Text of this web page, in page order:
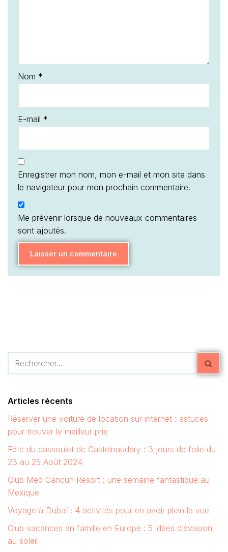
Nom *
E-mail *
Enregistrer mon nom, mon e-mail et mon site dans
le navigateur pour mon prochain commentaire.
Me prévenir lorsque de nouveaux commentaires
sont ajoutés.
Articles récents
Réserver une voiture de location sur internet : astuces
pour trouver le meilleur prix
Fête du cassoulet de Castelnaudary : 3 jours de folie du
23 au 25 Août 2024
Club Med Cancun Resort : une semaine fantastique au
Mexique
Voyage à Dubaï : 4 activités pour en avoir plein la vue
Club vacances en famille en Europe : 5 idées d’évasion
au soleil